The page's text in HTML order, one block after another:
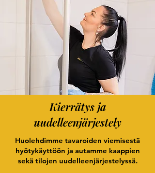
Kierrätys ja
uudelleenjärjestely
Huolehdimme tavaroiden viemisestä
hyötykäyttöön ja autamme kaappien
sekä tilojen uudelleenjärjestelyssä.